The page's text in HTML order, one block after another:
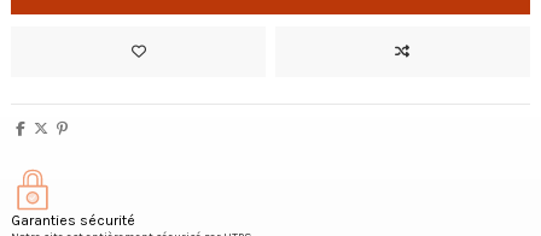
Garanties sécurité